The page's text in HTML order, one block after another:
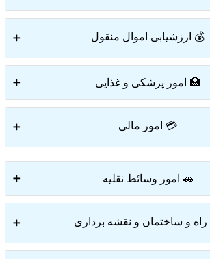
💰 ارزشیابی اموال منقول ➕
🏥 امور پزشکی و غذایی ➕
💳 امور مالی ➕
🚗 امور وسائط نقلیه ➕
و ساختمان و نقشه برداری ➕